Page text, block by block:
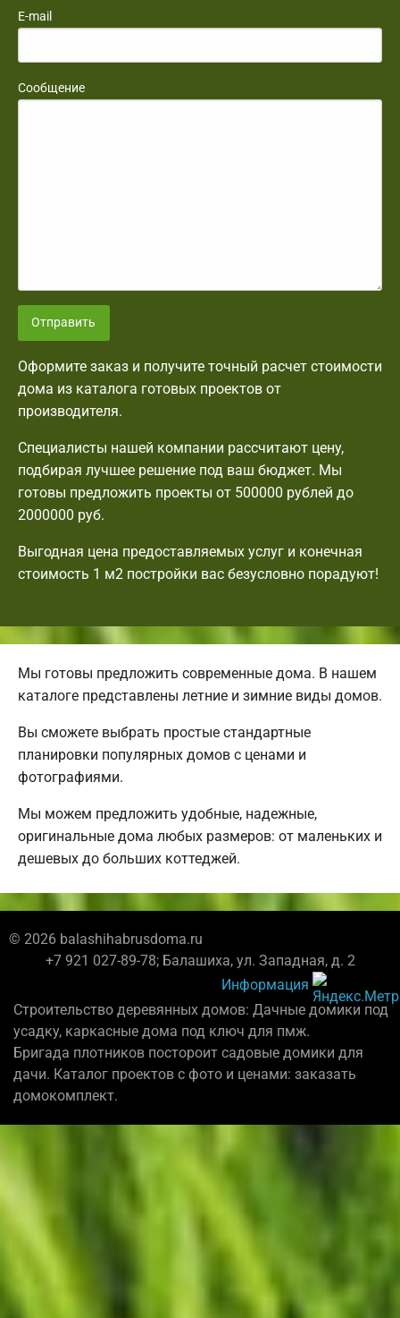
E-mail
Сообщение
Отправить
Оформите заказ и получите точный расчет стоимости
дома из каталога готовых проектов от
производителя.
Специалисты нашей компании рассчитают цену,
подбирая лучшее решение под ваш бюджет. Мы
готовы предложить проекты от 500000 рублей до
2000000 руб.
Выгодная цена предоставляемых услуг и конечная
стоимость 1 м2 постройки вас безусловно порадуют!
Мы готовы предложить современные дома. В нашем
каталоге представлены летние и зимние виды домов.
Вы сможете выбрать простые стандартные
планировки популярных домов с ценами и
фотографиями.
Мы можем предложить удобные, надежные,
оригинальные дома любых размеров: от маленьких и
дешевых до больших коттеджей.
© 2026 balashihabrusdoma.ru
+7 921 027-89-78; Балашиха, ул. Западная, д. 2
Информация
Строительство деревянных домов: Дачные домики под
усадку, каркасные дома под ключ для пмж.
Бригада плотников постороит садовые домики для
дачи. Каталог проектов с фото и ценами: заказать
домокомплект.